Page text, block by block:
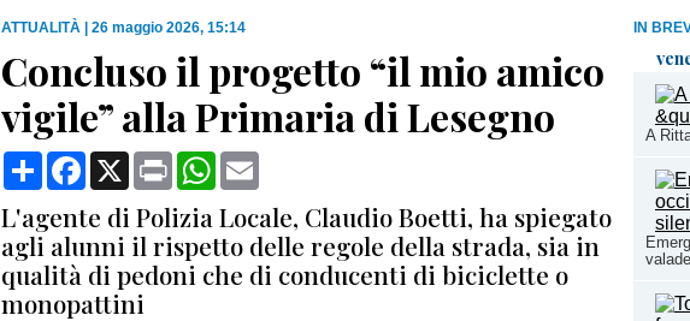
IN
A
ATTUALITÀ 26 maggio 2026, 15:14
Concluso il progetto “il mio amico
vigile” alla Primaria di Lesegno
CondividiFacebook
X Print WhatsApp
L'agente di Polizia Locale, Claudio Boetti, ha spiegato
agli alunni il rispetto delle regole della strada, sia in
qualità di pedoni che di conducenti di biciclette o
monopattini